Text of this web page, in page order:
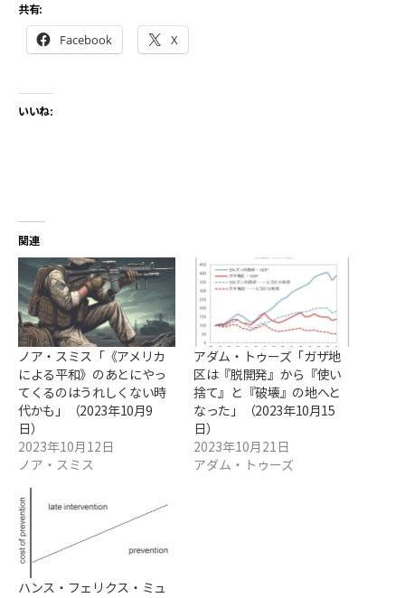
共有:
Facebook X
いいね:
関連
ノア・スミス「《アメリカ
による平和》のあとにやっ
てくるのはうれしくない時
代かも」（2023年10月9
日）
2023年10月12日
ノア・スミス
アダム・トゥーズ「ガザ地
区は『脱開発』から『使い
捨て』と『破壊』の地へと
なった」（2023年10月15
日）
2023年10月21日
アダム・トゥーズ
ハンス・フェリクス・ミュ